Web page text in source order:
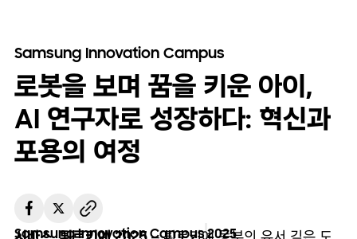
Samsung Innovation Campus
로봇을 보며 꿈을 키운 아이,
AI 연구자로 성장하다: 혁신과
포용의 여정
Samsung Innovation Campus2025